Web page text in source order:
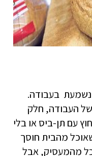
נשמעת בעבודה.
העבודה, חלק
עם תן-ביס או בלי
מהבית חוסך
מהמעסיק, אבל